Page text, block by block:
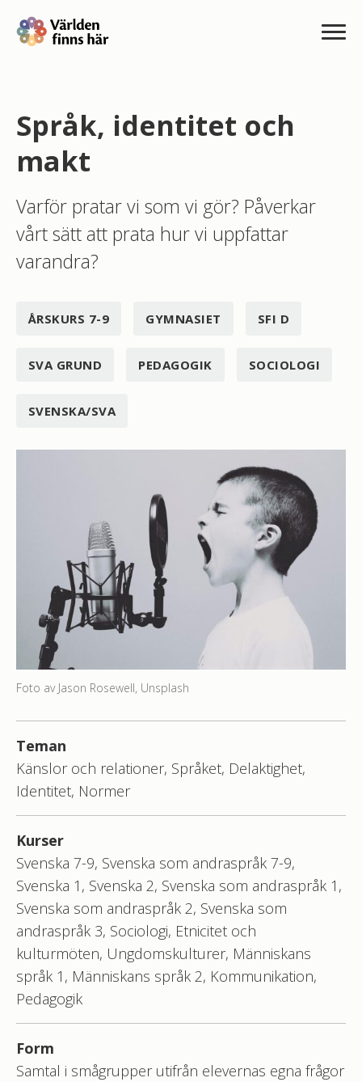
Språk, identitet och
makt
Varför pratar vi som vi gör? Påverkar
vårt sätt att prata hur vi uppfattar
varandra?
ÅRSKURS 7-9 GYMNASIET SFI D
SVA GRUND PEDAGOGIK SOCIOLOGI
SVENSKA/SVA
Foto av Jason Rosewell, Unsplash
Teman
Känslor och relationer, Språket, Delaktighet,
Identitet, Normer
Kurser
Svenska 7-9, Svenska som andraspråk 7-9,
Svenska 1, Svenska 2, Svenska som andraspråk 1,
Svenska som andraspråk 2, Svenska som
andraspråk 3, Sociologi, Etnicitet och
kulturmöten, Ungdomskulturer, Människans
språk 1, Människans språk 2, Kommunikation,
Pedagogik
Form
Samtal i smågrupper utifrån elevernas egna frågor